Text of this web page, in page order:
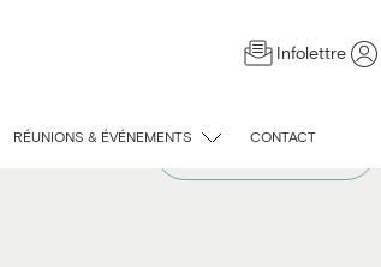
Infolettre
RÉUNIONS & ÉVÉNEMENTS CONTACT